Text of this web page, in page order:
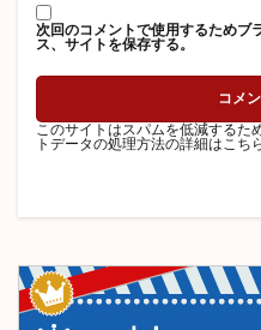
次回のコメントで使用するためブ
ス、サイトを保存する。
このサイトはスパムを低減するた
トデータの処理方法の詳細はこち